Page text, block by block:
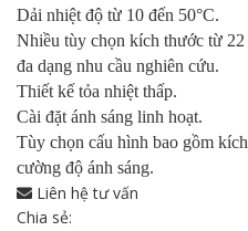
Dải nhiệt độ từ 10 đến 50°C.
Nhiều tùy chọn kích thước từ
đa dạng nhu cầu nghiên cứu.
Thiết kế tỏa nhiệt thấp.
Cài đặt ánh sáng linh hoạt.
Tùy chọn cấu hình bao gồm
cường độ ánh sáng.
Liên hệ tư vấn
Chia sẻ: